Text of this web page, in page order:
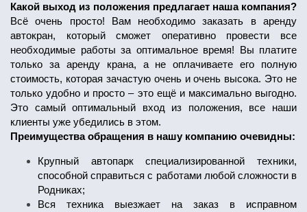
Какой выход из положения предлагает наша компания?
Всё очень просто! Вам необходимо заказать в аренду
автокран, который сможет оперативно провести все
необходимые работы за оптимальное время! Вы платите
только за аренду крана, а не оплачиваете его полную
стоимость, которая зачастую очень и очень высока. Это не
только удобно и просто – это ещё и максимально выгодно.
Это самый оптимальный вход из положения, все наши
клиенты уже убедились в этом.
Преимущества обращения в нашу компанию очевидны:
Крупный автопарк специализированной техники,
способной справиться с работами любой сложности в
Родниках;
Вся техника выезжает на заказ в исправном